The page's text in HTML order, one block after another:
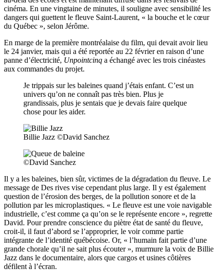
cinéma. En une vingtaine de minutes, il souligne avec sensibilité les
dangers qui guettent le fleuve Saint-Laurent, « la bouche et le cœur
du Québec », selon Jérôme.
En marge de la première montréalaise du film, qui devait avoir lieu
le 24 janvier, mais qui a été reportée au 22 février en raison d’une
panne d’électricité, Unpointcinq a échangé avec les trois cinéastes
aux commandes du projet.
Je trippais sur les baleines quand j’étais enfant. C’est un
univers qu’on ne connaît pas très bien. Plus je
grandissais, plus je sentais que je devais faire quelque
chose pour les aider.
Billie Jazz ©David Sanchez
©David Sanchez
Il y a les baleines, bien sûr, victimes de la dégradation du fleuve. Le
message de Des rives vise cependant plus large. Il y est également
question de l’érosion des berges, de la pollution sonore et de la
pollution par les microplastiques. « Le fleuve est une voie navigable
industrielle, c’est comme ça qu’on se le représente encore », regrette
David. Pour prendre conscience du piètre état de santé du fleuve,
croit-il, il faut d’abord se l’approprier, le voir comme partie
intégrante de l’identité québécoise. Or, « l’humain fait partie d’une
grande chorale qu’il ne sait plus écouter », murmure la voix de Billie
Jazz dans le documentaire, alors que cargos et usines côtières
défilent à l’écran.